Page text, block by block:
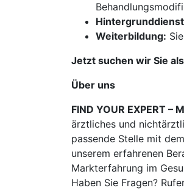
Weiterbildung:
Jetzt suchen wir Sie
Über uns
FIND YOUR EXPERT –
ärztliches und
passende Stelle mit
unserem erfahrenen
Markterfahrung im
Haben Sie Fragen?